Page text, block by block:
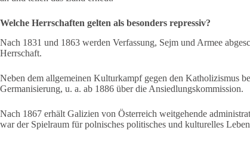
Welche Herrschaften gelten als besonders repressiv?
Nach 1831 und 1863 werden Verfassung, Sejm und Armee
Herrschaft.
Neben dem allgemeinen Kulturkampf gegen den Katholizismus
Germanisierung, u. a. ab 1886 über die Ansiedlungskommission.
Nach 1867 erhält Galizien von Österreich weitgehende
war der Spielraum für polnisches politisches und kulturelles